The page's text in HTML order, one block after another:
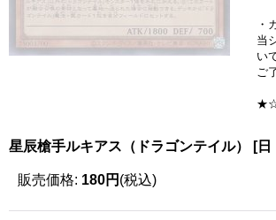
・
当
い
ご
星辰槍手ルキアス（ドラゴンテイル） [日
販売価格: 180円 (税込)